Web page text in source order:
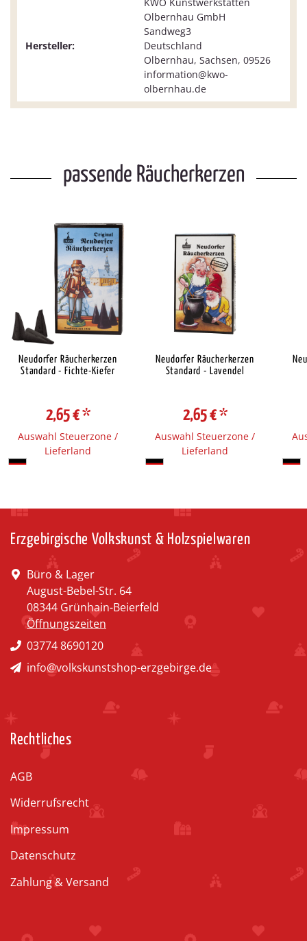
Hersteller:
Olbernhau GmbH
Sandweg3
Deutschland
Olbernhau, Sachsen, 09526
information@kwo-
olbernhau.de
passende Räucherkerzen
Neudorfer Räucherkerzen
Standard - Fichte-Kiefer
2,65 €*
Auswahl Steuerzone /
Lieferland
Neudorfer Räucherkerzen
Standard - Lavendel
2,65 €*
Auswahl Steuerzone /
Lieferland
Erzgebirgische Volkskunst & Holzspielwaren
Büro & Lager
August-Bebel-Str. 64
08344 Grünhain-Beierfeld
Öffnungszeiten
03774 8690120
info@volkskunstshop-erzgebirge.de
Rechtliches
AGB
Widerrufsrecht
Impressum
Datenschutz
Zahlung & Versand